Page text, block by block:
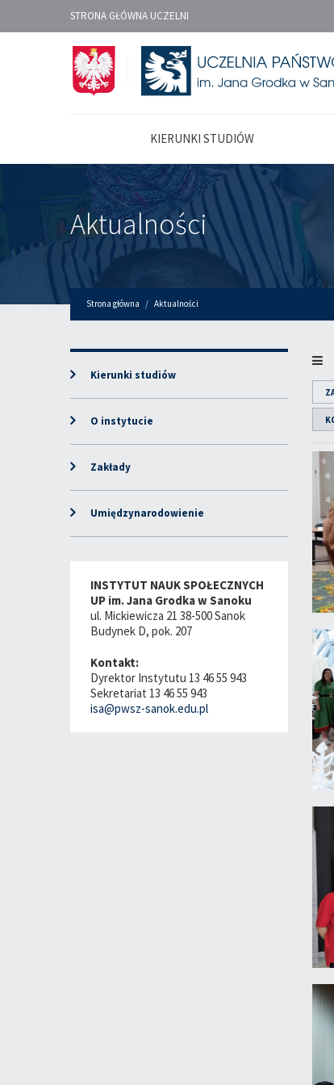
STRONA GŁÓWNA UCZELNI
KIERUNKI STUDIÓW
Aktualności
Strona główna Aktualności
Kierunki studiów
O instytucie
Zakłady
Umiędzynarodowienie
INSTYTUT NAUK SPOŁECZNYCH
UP im. Jana Grodka w Sanoku
ul. Mickiewicza 21 38-500 Sanok
Budynek D, pok. 207
Kontakt:
Dyrektor Instytutu 13 46 55 943
Sekretariat 13 46 55 943
isa@pwsz-sanok.edu.pl